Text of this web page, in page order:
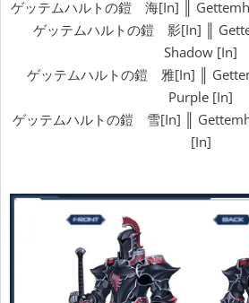
ゲッテムハルトの鎧 海[In] ║
ゲッテムハルトの鎧 影[In] ║
Shadow [In]
ゲッテムハルトの鎧 雅[In] ║
Purple [In]
ゲッテムハルトの鎧 雪[In] ║
[In]